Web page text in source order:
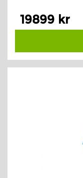
19899 kr